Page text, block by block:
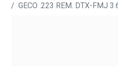
GECO .223 REM. DTX-FMJ